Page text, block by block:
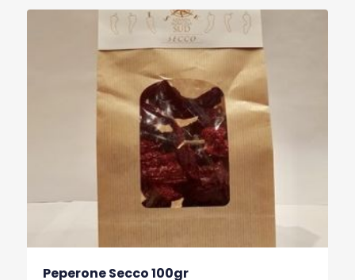
Peperone Secco 100gr